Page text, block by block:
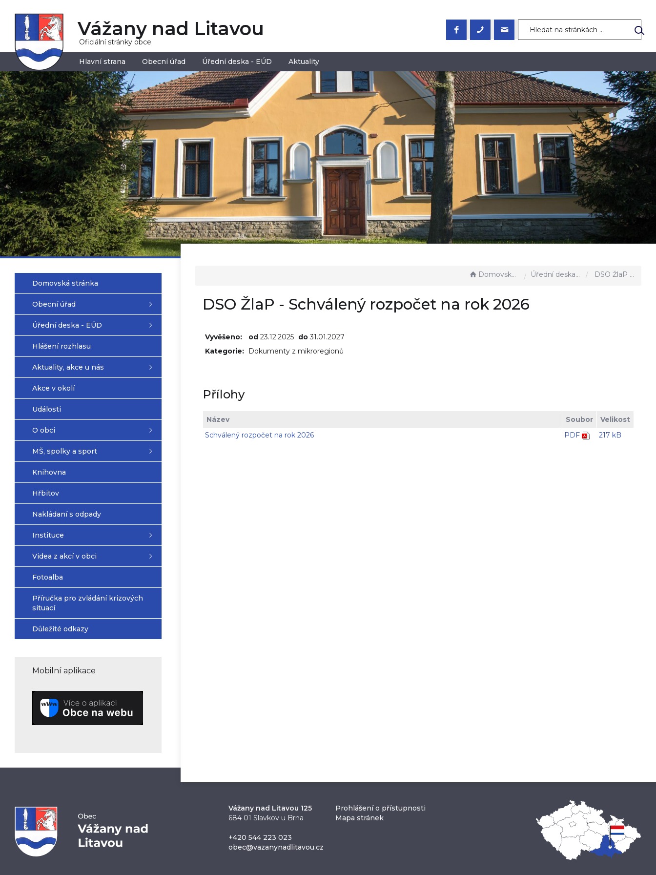
Vážany nad Litavou
Oficiální stránky obce
Hlavní strana Obecní úřad Úřední deska - EÚD Aktuality
Domovská stránka
Obecní úřad
Úřední deska - EÚD
Hlášení rozhlasu
Aktuality, akce u nás
Akce v okolí
Události
O obci
MŠ, spolky a sport
Knihovna
Hřbitov
Nakládaní s odpady
Instituce
Videa z akcí v obci
Fotoalba
Příručka pro zvládání krizových
situací
Důležité odkazy
Mobilní aplikace
Domovská stránka Úřední deska - EÚD DSO ŽlaP - Schválený rozpočet na rok 2026
DSO ŽlaP - Schválený rozpočet na rok 2026
Vyvěšeno: od 23.12.2025 do31.01.2027
Kategorie:
Dokumenty z mikroregionů
Přílohy
Název Soubor
Velikost
Schválený rozpočet na rok 2026
PDF 217 kB
Vážany nad Litavou 125
684 01 Slavkov u Brna
+420 544 223 023
obec@vazanynadlitavou.cz
Prohlášení o přístupnosti
Mapa stránek